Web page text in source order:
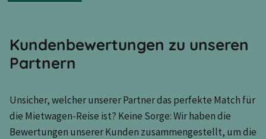
Kundenbewertungen zu unseren
Partnern
Unsicher, welcher unserer Partner das perfekte Match für
die Mietwagen-Reise ist? Keine Sorge: Wir haben die
Bewertungen unserer Kunden zusammengestellt, um die